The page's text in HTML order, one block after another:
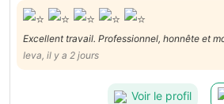
Excellent travail. Professionnel, honnête et
réparé ma sonnette. Je recommande
électricien. Il maîtrise parfaitement
Ieva, il y a 2 jours
Voir le profil